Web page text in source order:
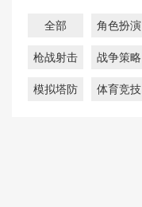
全部 角色扮演
枪战射击 战争策略
模拟塔防 体育竞技